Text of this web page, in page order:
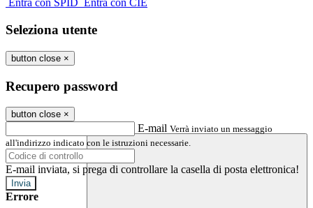
Entra con SPID Entra con CIE
Seleziona utente
button close ×
Recupero password
button close ×
E-mail Verrà inviato un messaggio
all'indirizzo indicato con le istruzioni necessarie.
E-mail inviata, si prega di controllare la casella di posta elettronica!
Errore